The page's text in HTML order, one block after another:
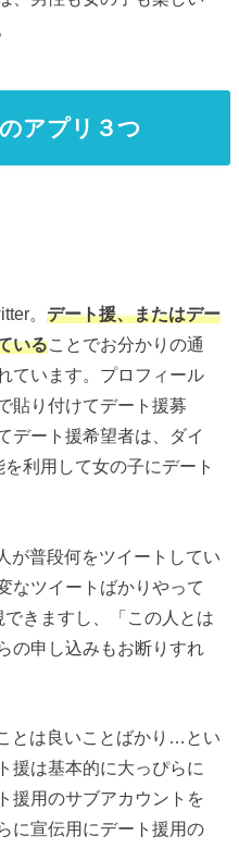
アプリ３つ
。デート援、またはデー
いることでお分かりの通
ています。プロフィール
貼り付けてデート援募
デート援希望者は、ダイ
利用して女の子にデート
が普段何をツイートしてい
なツイートばかりやって
きますし、「この人とは
の申し込みもお断りすれ
とは良いことばかり…とい
援は基本的に大っぴらに
援用のサブアカウントを
に宣伝用にデート援用の